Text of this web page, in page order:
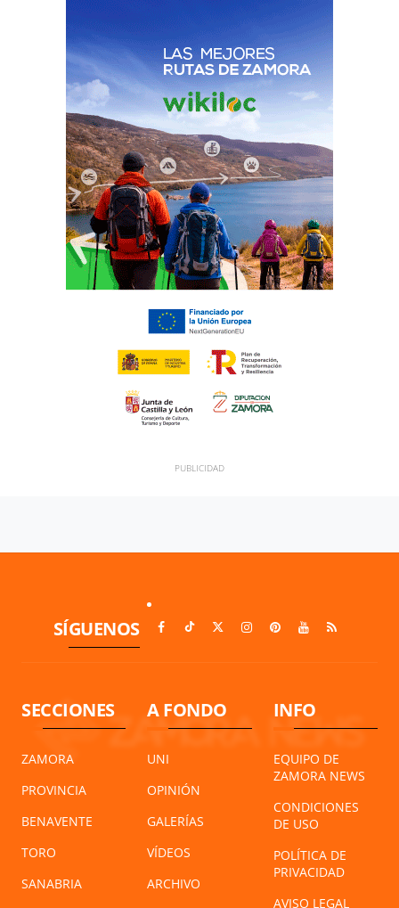
SÍGUENOS
SECCIONES
ZAMORA
PROVINCIA
BENAVENTE
TORO
SANABRIA
A FONDO
UNI
OPINIÓN
GALERÍAS
VÍDEOS
ARCHIVO
INFO
EQUIPO DE
ZAMORA NEWS
CONDICIONES
DE USO
POLÍTICA DE
PRIVACIDAD
AVISO LEGAL